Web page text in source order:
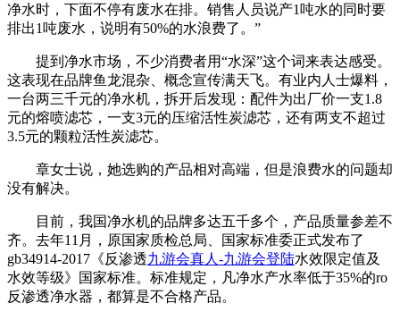
净水时，下面不停有废水在排。销售人员说产1吨水的同时要
排出1吨废水，说明有50%的水浪费了。”
提到净水市场，不少消费者用“水深”这个词来表达感受。
这表现在品牌鱼龙混杂、概念宣传满天飞。有业内人士爆料，
一台两三千元的净水机，拆开后发现：配件为出厂价一支1.8
元的熔喷滤芯，一支3元的压缩活性炭滤芯，还有两支不超过
3.5元的颗粒活性炭滤芯。
章女士说，她选购的产品相对高端，但是浪费水的问题却
没有解决。
目前，我国净水机的品牌多达五千多个，产品质量参差不
齐。去年11月，原国家质检总局、国家标准委正式发布了
gb34914-2017《反渗透九游会真人-九游会登陆水效限定值及
水效等级》国家标准。标准规定，凡净水产水率低于35%的ro
反渗透净水器，都算是不合格产品。